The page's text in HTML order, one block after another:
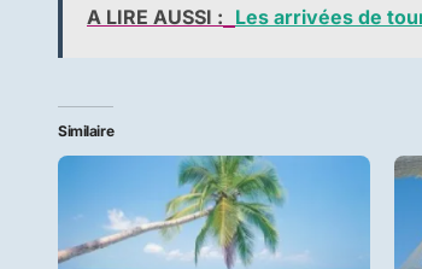
A LIRE AUSSI : Les arrivées de
Similaire